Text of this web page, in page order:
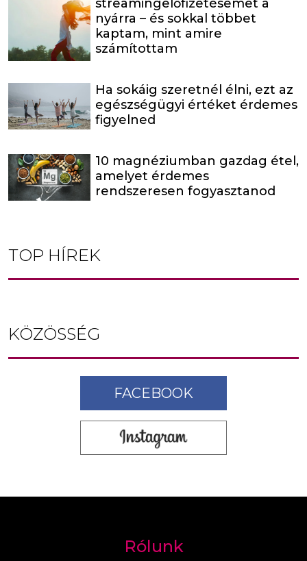
streamingelőfizetésemet a
nyárra – és sokkal többet
kaptam, mint amire
számítottam
Ha sokáig szeretnél élni, ezt az
egészségügyi értéket érdemes
figyelned
10 magnéziumban gazdag étel,
amelyet érdemes
rendszeresen fogyasztanod
TOP HÍREK
KÖZÖSSÉG
FACEBOOK
Rólunk